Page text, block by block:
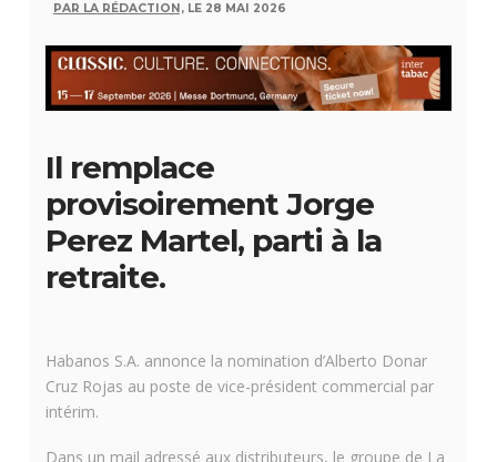
PAR LA RÉDACTION, LE 28 MAI 2026
Il remplace
provisoirement Jorge
Perez Martel, parti à la
retraite.
Habanos S.A. annonce la nomination d’Alberto Donar
Cruz Rojas au poste de vice-président commercial par
intérim.
Dans un mail adressé aux distributeurs, le groupe de La